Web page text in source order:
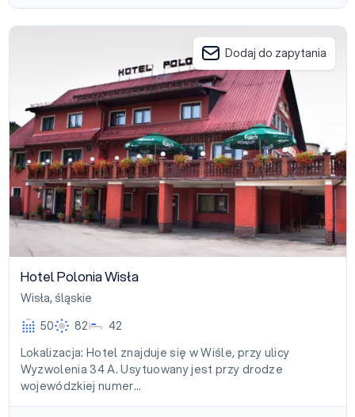
Dodaj do zapytania
Hotel Polonia Wisła
Wisła, śląskie
50
82
42
Lokalizacja: Hotel znajduje się w Wiśle, przy ulicy
Wyzwolenia 34 A. Usytuowany jest przy drodze
wojewódzkiej numer…